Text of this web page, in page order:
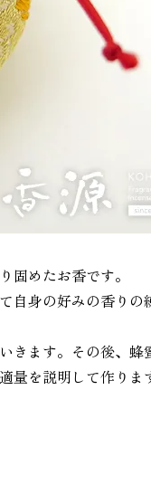
固めたお香です。
自身の好みの香り
ます。その後、蜂
量を説明して作りま